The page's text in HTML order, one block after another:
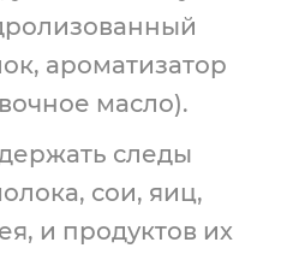
ароматизатор
масло).
следы
сои, яиц,
и продуктов их